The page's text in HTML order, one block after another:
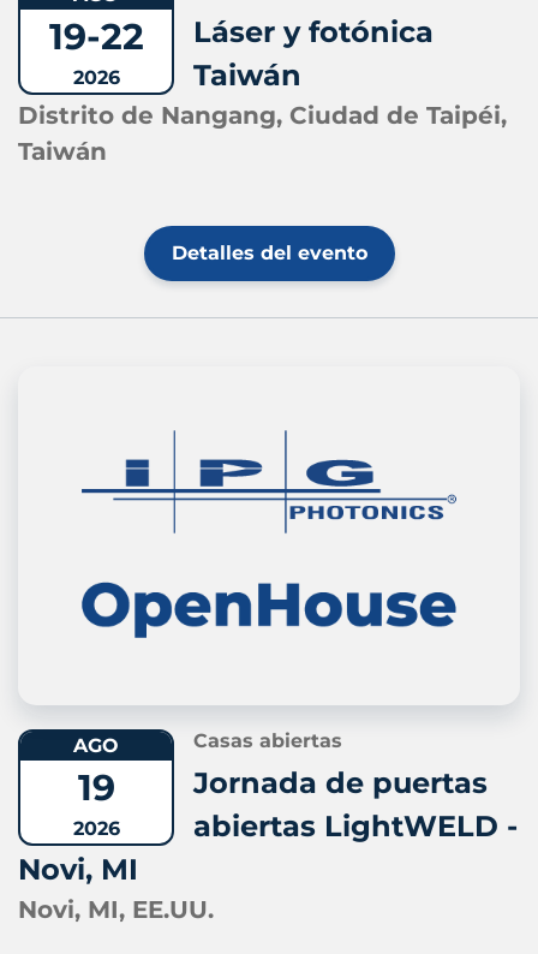
19-22
2026
Láser y fotónica
Taiwán
Distrito de Nangang, Ciudad de Taipéi,
Taiwán
Detalles del evento
AGO
19
2026
Casas abiertas
Jornada de puertas
abiertas LightWELD -
Novi, MI
Novi, MI, EE.UU.